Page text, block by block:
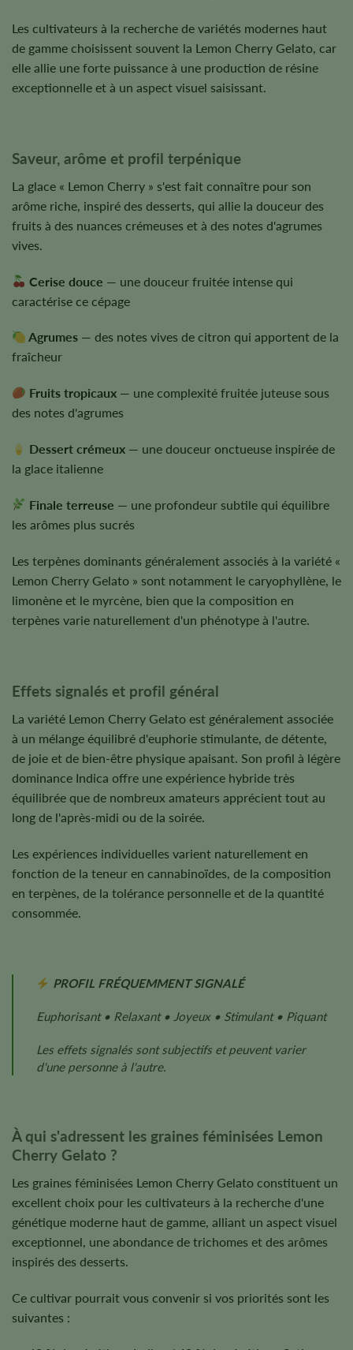
Les cultivateurs à la recherche de variétés modernes haut
de gamme choisissent souvent la Lemon Cherry Gelato, car
elle allie une forte puissance à une production de résine
exceptionnelle et à un aspect visuel saisissant.
Saveur, arôme et profil terpénique
La glace « Lemon Cherry » s'est fait connaître pour son
arôme riche, inspiré des desserts, qui allie la douceur des
fruits à des nuances crémeuses et à des notes d'agrumes
vives.
Cerise douce — une douceur fruitée intense qui
caractérise ce cépage
Agrumes — des notes vives de citron qui apportent de la
fraîcheur
Fruits tropicaux — une complexité fruitée juteuse sous
des notes d'agrumes
Dessert crémeux — une douceur onctueuse inspirée de
la glace italienne
Finale terreuse — une profondeur subtile qui équilibre
les arômes plus sucrés
Les terpènes dominants généralement associés à la variété «
Lemon Cherry Gelato » sont notamment le caryophyllène, le
limonène et le myrcène, bien que la composition en
terpènes varie naturellement d'un phénotype à l'autre.
Effets signalés et profil général
La variété Lemon Cherry Gelato est généralement associée
à un mélange équilibré d'euphorie stimulante, de détente,
de joie et de bien-être physique apaisant. Son profil à légère
dominance Indica offre une expérience hybride très
équilibrée que de nombreux amateurs apprécient tout au
long de l'après-midi ou de la soirée.
Les expériences individuelles varient naturellement en
fonction de la teneur en cannabinoïdes, de la composition
en terpènes, de la tolérance personnelle et de la quantité
consommée.
PROFIL FRÉQUEMMENT SIGNALÉ
Euphorisant • Relaxant • Joyeux • Stimulant • Piquant
Les effets signalés sont subjectifs et peuvent varier
d'une personne à l'autre.
À qui s'adressent les graines féminisées Lemon
Cherry Gelato ?
Les graines féminisées Lemon Cherry Gelato constituent un
excellent choix pour les cultivateurs à la recherche d'une
génétique moderne haut de gamme, alliant un aspect visuel
exceptionnel, une abondance de trichomes et des arômes
inspirés des desserts.
Ce cultivar pourrait vous convenir si vos priorités sont les
suivantes :